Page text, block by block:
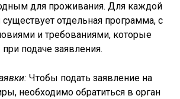
для проживания. Для каждой
существует отдельная программа, с
и требованиями, которые
подаче заявления.
Чтобы подать заявление на
необходимо обратиться в орган